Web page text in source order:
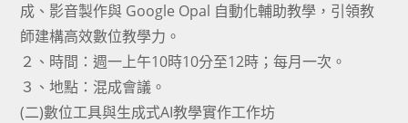
成、影音製作與 Google Opal 自動化輔助教學，引領教
師建構高效數位教學力。
２、時間：週一上午10時10分至12時；每月一次。
３、地點：混成會議。
(二)數位工具與生成式AI教學實作工作坊